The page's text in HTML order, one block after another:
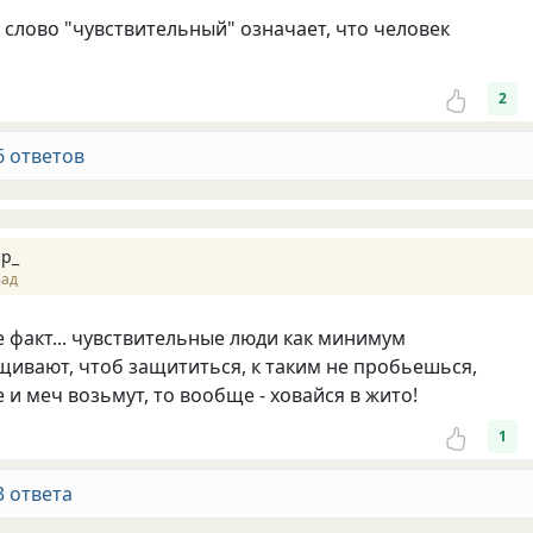
"чувствительный" означает, что человек
2
ответов
факт... чувствительные люди как минимум
чтоб защититься, к таким не пробьешься,
меч возьмут, то вообще - ховайся в жито!
1
ответа